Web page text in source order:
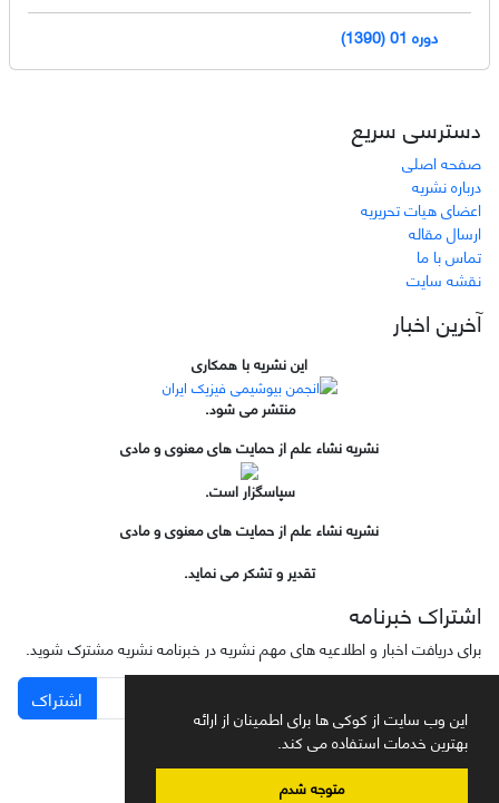
این وب سایت از کوکی ها برای اطمینان از ارائه
بهترین خدمات استفاده می کند.
متوجه شدم
دوره 01 (1390)
دسترسی سریع
صفحه اصلی
درباره نشریه
اعضای هیات تحریریه
ارسال مقاله
تماس با ما
نقشه سایت
آخرین اخبار
این نشریه با همکاری
منتشر می شود.
نشریه نشاء علم از حمایت های معنوی و مادی
سپاسگزار است.
نشریه نشاء علم از حمایت های معنوی و مادی
تقدیر و تشکر می نماید.
اشتراک خبرنامه
برای دریافت اخبار و اطلاعیه های مهم نشریه در خبرنامه نشریه مشترک شوید.
اشتراک